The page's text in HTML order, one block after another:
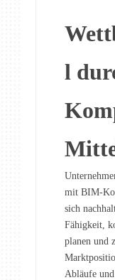
l
mit BIM-
sich
Fähigkeit,
planen und
Abläufe